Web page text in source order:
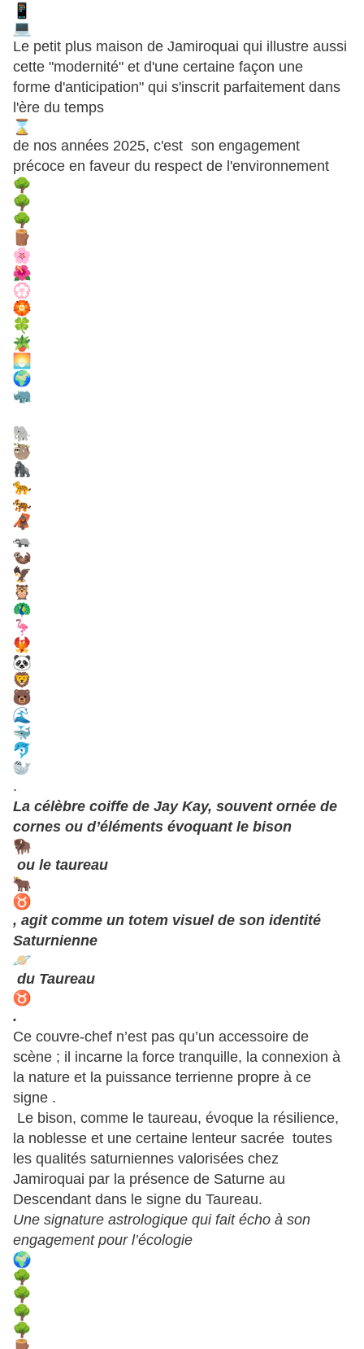
Le petit plus maison de Jamiroquai qui illustre aussi
cette "modernité" et d'une certaine façon une
forme d'anticipation" qui s'inscrit parfaitement dans
l'ère du temps
de nos années 2025, c'est son engagement
précoce en faveur du respect de l'environnement
.
La célèbre coiffe de Jay Kay, souvent ornée de
cornes ou d’éléments évoquant le bison
ou le taureau
, agit comme un totem visuel de son identité
Saturnienne
du Taureau
.
Ce couvre-chef n’est pas qu’un accessoire de
scène ; il incarne la force tranquille, la connexion à
la nature et la puissance terrienne propre à ce
signe .
Le bison, comme le taureau, évoque la résilience,
la noblesse et une certaine lenteur sacrée toutes
les qualités saturniennes valorisées chez
Jamiroquai par la présence de Saturne au
Descendant dans le signe du Taureau.
Une signature astrologique qui fait écho à son
engagement pour l’écologie